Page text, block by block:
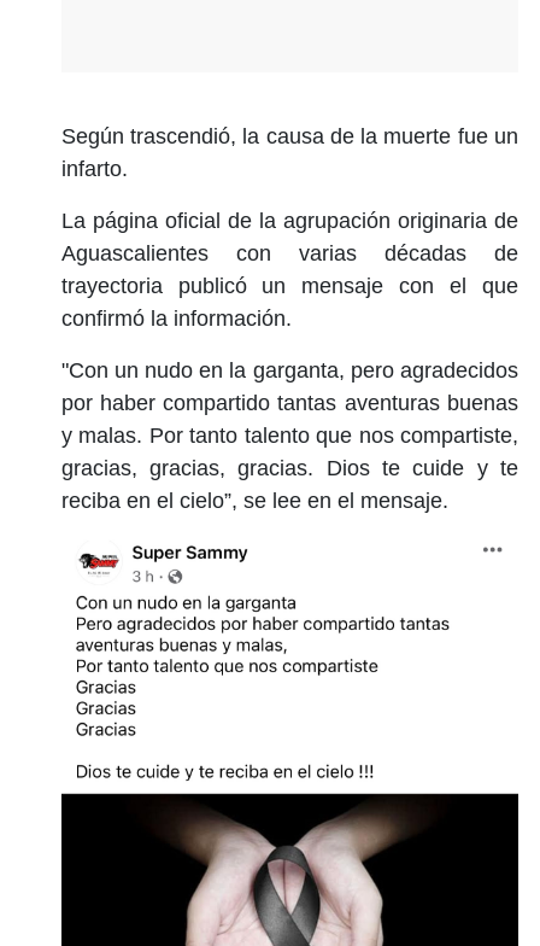
Según trascendió, la causa de la muerte fue un
infarto.
La página oficial de la agrupación originaria de
Aguascalientes con varias décadas de
trayectoria publicó un mensaje con el que
confirmó la información.
"Con un nudo en la garganta, pero agradecidos
por haber compartido tantas aventuras buenas
y malas. Por tanto talento que nos compartiste,
gracias, gracias, gracias. Dios te cuide y te
reciba en el cielo”, se lee en el mensaje.